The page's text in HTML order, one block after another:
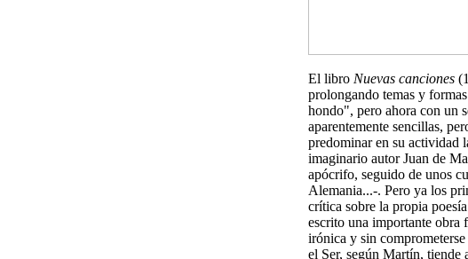
El libro Nuevas canciones
prolongando temas y
hondo", pero ahora con un
aparentemente sencillas,
predominar en su actividad
imaginario autor Juan de
apócrifo, seguido de unos
Alemania...-. Pero ya los
crítica sobre la propia
escrito una importante obra
irónica y sin
el Ser, según Martín, tiende